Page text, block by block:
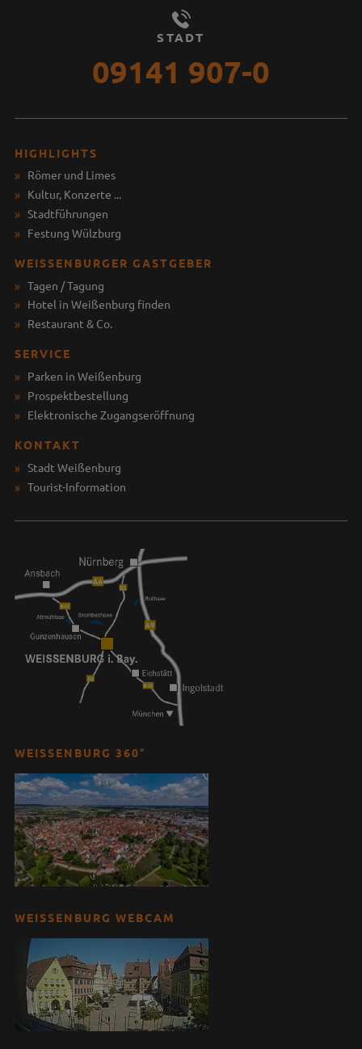
STADT
09141 907-0
HIGHLIGHTS
Römer und Limes
Kultur, Konzerte ...
Stadtführungen
Festung Wülzburg
WEISSENBURGER GASTGEBER
Tagen / Tagung
Hotel in Weißenburg finden
Restaurant & Co.
SERVICE
Parken in Weißenburg
Prospektbestellung
Elektronische Zugangseröffnung
KONTAKT
Stadt Weißenburg
Tourist-Information
WEISSENBURG 360°
WEISSENBURG WEBCAM